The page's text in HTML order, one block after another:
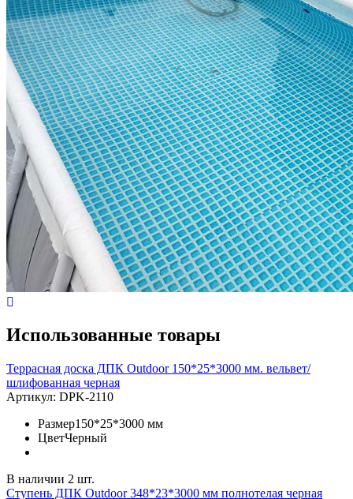
Использованные товары
Террасная доска ДПК Outdoor 150*25*3000 мм. вельвет/
шлифованная черная
Артикул: DPK-2110
Размер150*25*3000 мм
ЦветЧерный
В наличии 2 шт.
Ступень ДПК Outdoor 348*23*3000 мм полнотелая черная